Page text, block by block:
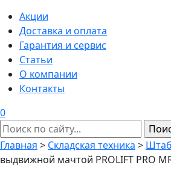
Акции
Доставка и оплата
Гарантия и сервис
Статьи
О компании
Контакты
0
Главная > Складская техника >
выдвижной мачтой PROLIFT PRO